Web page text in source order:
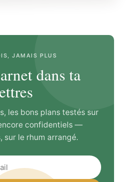
JAMAIS PLUS
dans ta
les bons plans testés sur
confidentiels —
sur le rhum arrangé.